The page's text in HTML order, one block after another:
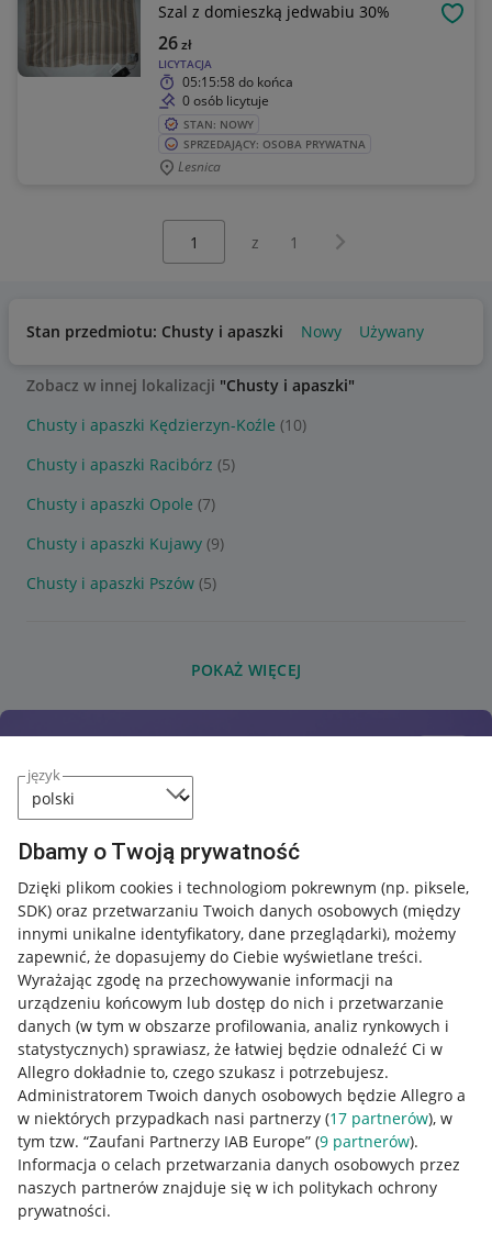
język
Dbamy o Twoją prywatność
Dzięki plikom cookies i technologiom pokrewnym (np. piksele,
SDK) oraz przetwarzaniu Twoich danych osobowych (między
innymi unikalne identyfikatory, dane przeglądarki), możemy
zapewnić, że dopasujemy do Ciebie wyświetlane treści.
Wyrażając zgodę na przechowywanie informacji na
urządzeniu końcowym lub dostęp do nich i przetwarzanie
danych (w tym w obszarze profilowania, analiz rynkowych i
statystycznych) sprawiasz, że łatwiej będzie odnaleźć Ci w
Allegro dokładnie to, czego szukasz i potrzebujesz.
Administratorem Twoich danych osobowych będzie Allegro a
w niektórych przypadkach nasi partnerzy (17 partnerów), w
tym tzw. “Zaufani Partnerzy IAB Europe” (9 partnerów).
Informacja o celach przetwarzania danych osobowych przez
naszych partnerów znajduje się w ich politykach ochrony
prywatności.
Szal z domieszką jedwabiu 30%
LICYTACJA
26zł
05:15:58 do końca
0 osób licytuje
STAN: NOWY
SPRZEDAJĄCY: OSOBA PRYWATNA
Lesnica
z 1 Następna strona
Stan przedmiotu: Chusty i apaszki Nowy Używany
Zobacz w innej lokalizacji "Chusty i apaszki"
Chusty i apaszki Kędzierzyn-Koźle (10)
Chusty i apaszki Racibórz (5)
Chusty i apaszki Opole (7)
Chusty i apaszki Kujawy (9)
Chusty i apaszki Pszów (5)
POKAŻ WIĘCEJ
Przydatne informacje
Jak to działa